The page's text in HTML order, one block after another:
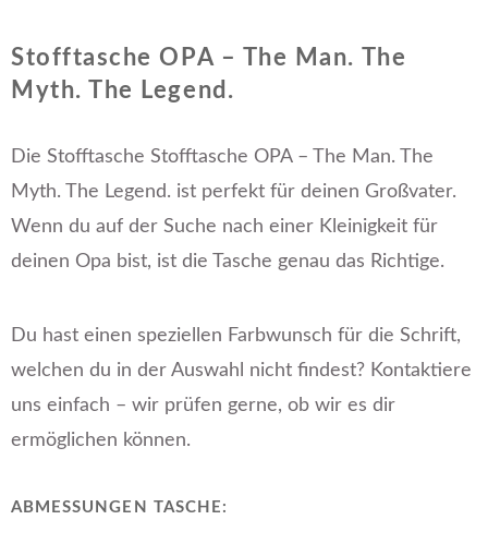
Stofftasche OPA – The Man. The
Myth. The Legend.
Die Stofftasche Stofftasche OPA – The Man. The
Myth. The Legend. ist perfekt für deinen Großvater.
Wenn du auf der Suche nach einer Kleinigkeit für
deinen Opa bist, ist die Tasche genau das Richtige.
Du hast einen speziellen Farbwunsch für die Schrift,
welchen du in der Auswahl nicht findest? Kontaktiere
uns einfach – wir prüfen gerne, ob wir es dir
ermöglichen können.
ABMESSUNGEN TASCHE: